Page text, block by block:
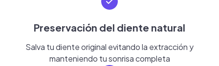
Preservación del diente natural
Salva tu diente original evitando la extracción y
manteniendo tu sonrisa completa